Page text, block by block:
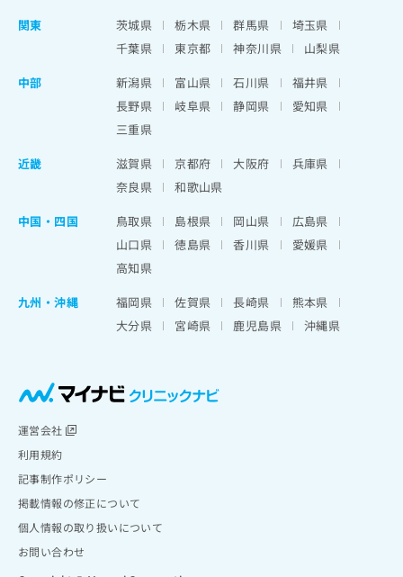
関東
茨城県 栃木県 群馬県
埼玉県
千葉県
東京都 神奈川県
山梨県
中部
新潟県 富山県 石川県
福井県
長野県
岐阜県 静岡県
愛知県
三重県
近畿
滋賀県 京都府 大阪府
兵庫県
奈良県
和歌山県
中国・四国
鳥取県 島根県 岡山県
広島県
山口県
徳島県 香川県
愛媛県
高知県
九州・沖縄
福岡県 佐賀県 長崎県
熊本県
大分県
宮崎県 鹿児島県 沖縄県
運営会社
利用規約
記事制作ポリシー
掲載情報の修正について
個人情報の取り扱いについて
お問い合わせ